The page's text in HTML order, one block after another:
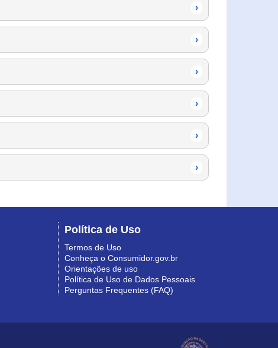
›
›
›
›
›
›
Política de Uso
Termos de Uso
Conheça o Consumidor.gov.br
Orientações de uso
Política de Uso de Dados Pessoais
Perguntas Frequentes (FAQ)